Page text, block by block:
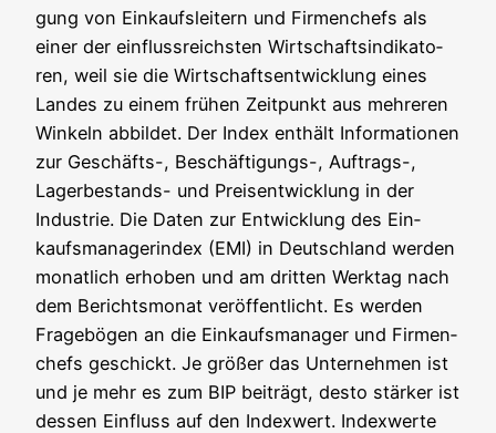
gung von Ein­kaufs­lei­tern und Fir­men­chefs als
einer der ein­fluss­reichs­ten Wirt­schafts­in­di­ka­to­
ren, weil sie die Wirt­schafts­ent­wick­lung eines
Lan­des zu einem frü­hen Zeit­punkt aus meh­re­ren
Win­keln abbil­det. Der Index ent­hält Infor­ma­tio­nen
zur Geschäfts-, Beschäf­ti­gungs-, Auf­trags-,
Lager­be­stands- und Preis­ent­wick­lung in der
Indus­trie. Die Daten zur Ent­wick­lung des Ein­
kaufs­ma­na­ger­index (EMI) in Deutsch­land wer­den
monat­lich erho­ben und am drit­ten Werk­tag nach
dem Berichts­mo­nat ver­öf­fent­licht. Es wer­den
Fra­ge­bö­gen an die Ein­kaufs­ma­na­ger und Fir­men­
chefs geschickt. Je grö­ßer das Unter­neh­men ist
und je mehr es zum BIP bei­trägt, des­to stär­ker ist
des­sen Ein­fluss auf den Index­wert. Index­wer­te